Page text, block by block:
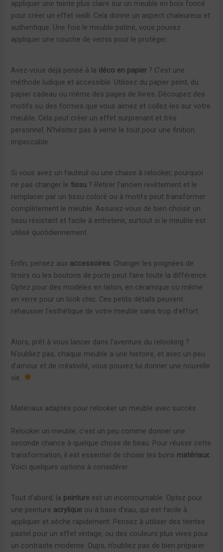
appliquer une teinte plus claire sur un meuble en bois foncé
pour créer un effet vieilli. Cela donne un aspect chaleureux et
authentique. Une fois le meuble patiné, vous pouvez
appliquer une couche de vernis pour le protéger.
Avez-vous déjà pensé à la déco en papier ? C’est une
méthode ludique et accessible. Utilisez du papier peint, du
papier cadeau ou même des pages de livres. Découpez des
motifs ou des formes que vous aimez et collez-les sur votre
meuble. Cela peut créer un effet surprenant et très
personnel. N’hésitez pas à vernir le tout pour une finition
impeccable.
Si vous avez un fauteuil ou une chaise à relooker, pourquoi
ne pas changer letissu ? Retirer l’ancien revêtement et le
remplacer par un tissu coloré ou à motifs peut transformer
complètement le meuble. Assurez-vous de bien choisir un
tissu résistant et facile à entretenir, surtout si le meuble est
utilisé quotidiennement.
Enfin, pensez aux accessoires . Changer les poignées de
tiroirs ou les boutons de porte peut faire toute la différence.
Optez pour des modèles en laiton, en céramique ou même
en verre pour un look chic. Ces petits détails peuvent
rehausser l’esthétique de votre meuble sans trop d’effort.
Alors, prêt à vous lancer dans l’aventure du relooking ?
N’oubliez pas, chaque meuble a une histoire, et avec un peu
d’amour et de créativité, vous pouvez lui donner une nouvelle
vie.
Matériaux adaptés pour relooker un meuble avec succès
Relooker un meuble, c’est un peu comme donner une
seconde chance à quelque chose de beau. Pour réussir cette
transformation, il est essentiel de choisir les bons matériaux.
Voici quelques options à considérer.
Tout d’abord, la peinture est un incontournable. Optez pour
une peinture acrylique ou à base d’eau, qui est facile à
appliquer et sèche rapidement. Pensez à utiliser des teintes
pastel pour un effet vintage, ou des couleurs plus vives pour
un contraste moderne. Oups, n’oubliez pas de bien préparer